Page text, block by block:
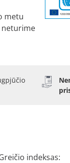
metu
neturime
indeksas: